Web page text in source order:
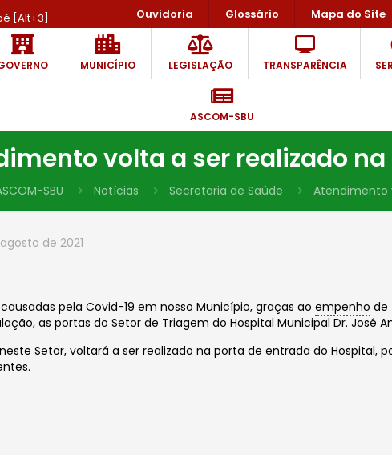
[Alt+3] Ouvidoria Glossário Mapa do Site
MUNICÍPIO LEGISLAÇÃO TRANSPARÊNCIA
ASCOM-SBU
volta a ser realizado
SBU Notícias Secretaria de Saúde Atendimento
de 2021
pela Covid-19 em nosso Município, graças aoempenho de
as portas do Setor de Triagem do Hospital Municipal Dr. José
Setor, voltará a ser realizado na porta de entrada do Hospital,